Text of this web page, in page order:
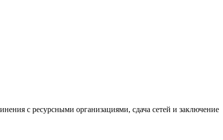
с ресурсными организациями, сдача сетей и заключение